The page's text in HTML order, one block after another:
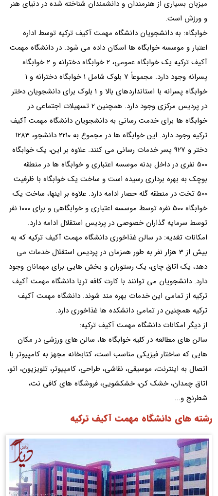
میزبان بسیاری از هنرمندان و دانشمندان شناخته شده در دنیای هنر
و ورزش است.
خوابگاه: به دانشجویان دانشگاه مهمت آکیف ترکیه توسط اداره
اعتبار و موسسه خوابگاه ها اسکان داده می شود. در دانشگاه مهمت
آکیف ترکیه یک خوابگاه عمومی، 2 خوابگاه دخترانه و 2 خوابگاه
پسرانه وجود دارد. مجموعاً 7 بلوک شامل 1 خوابگاه دخترانه و 1
خوابگاه پسرانه با استانداردهای بالا و 1 بلوک برای دانشجویان دختر
در پردیس مرکزی وجود دارد. همچنین 2 تسهیلات اجتماعی در
خوابگاه ها برای خدمت رسانی به دانشجویان دانشگاه مهمت آکیف
ترکیه وجود دارد. این خوابگاه ها در مجموع به 2210 دانشجو، 1283
دختر و 927 پسر خدمات رسانی می کنند. علاوه بر این، یک خوابگاه
500 نفری در داخل بدنه موسسه اعتباری و خوابگاه ها در منطقه
بوچک به بهره برداری رسیده است و ساخت یک خوابگاه با ظرفیت
500 تخت در منطقه گله حصار ادامه دارد. علاوه بر اینها، ساخت یک
خوابگاه 500 نفره توسط موسسه اعتباری و خوابگاهی و برای 1000 نفر
توسط سرمایه گذاران خصوصی در پردیس استقلال ادامه دارد.
امکانات تغدیه: در سالن غذاخوری دانشگاه مهمت آکیف ترکیه که به
بیش از 3 هزار نفر به طور همزمان در پردیس استقلال خدمات می
دهد، یک اتاق چای، یک رستوران و بخش هایی برای مهمانان وجود
دارد. دانشجویان می توانند با کارت کافه تریا دانشگاه مهمت آکیف
ترکیه از تمامی این خدمات بهره مند شوند. دانشگاه مهمت آکیف
ترکیه همچنین در تمامی دانشکده ها غذاخوری دارد.
از دیگر امکانات دانشگاه مهمت آکیف ترکیه:
سالن های مطالعه در کلیه خوابگاه ها، سالن های ورزشی در مکان
هایی که ساختار فیزیکی مناسب است، کتابخانه مجهز به کامپیوتر با
اتصال به اینترنت، موسیقی، نقاشی، طراحی، کامپیوتر، تلویزیون، اتو،
اتاق چمدان، خشک کن، خشکشویی، فروشگاه های کافی نت،
شطرنج و...
رشته های دانشگاه مهمت آکیف ترکیه